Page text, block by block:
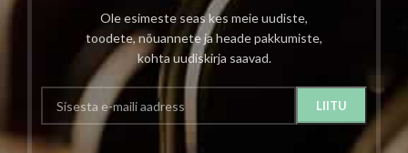
Ole esimeste seas kes meie uudiste,
toodete, nõuannete ja heade pakkumiste,
kohta uudiskirja saavad.